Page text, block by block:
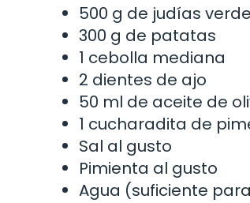
500 g de judías
300 g de patatas
1 cebolla mediana
2 dientes de ajo
50 ml de aceite de
1 cucharadita de
Sal al gusto
Pimienta al gusto
Agua (suficiente